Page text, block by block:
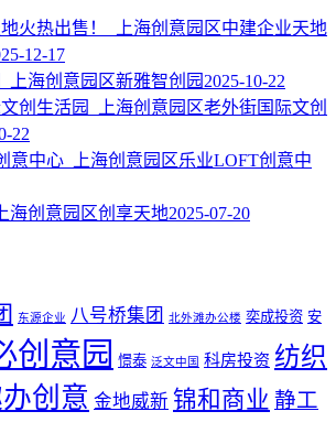
中建企业天地
12-17
新雅智创园 2025-10-22
老外街国际文创
22
乐业LOFT创意中
创享天地2025-07-20
东源企业 八号桥集团 北外滩办公楼 奕成投资 安
创意园 憬泰 泛文中国 科房投资 纺织
创意 金地威新 锦和商业 静工